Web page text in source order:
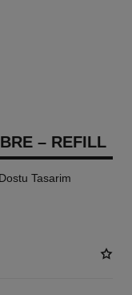
– REFILL
Tasarim